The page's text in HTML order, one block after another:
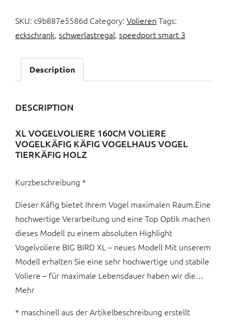
SKU: c9b887e5586d Category: Volieren Tags:
eckschrank, schwerlastregal, speedport smart 3
Description
DESCRIPTION
XL VOGELVOLIERE 160CM VOLIERE
VOGELKÄFIG KÄFIG VOGELHAUS VOGEL
TIERKÄFIG HOLZ
Kurzbeschreibung *
Dieser Käfig bietet Ihrem Vogel maximalen Raum.Eine
hochwertige Verarbeitung und eine Top Optik machen
dieses Modell zu einem absoluten Highlight
Vogelvoliere BIG BIRD XL – neues Modell Mit unserem
Modell erhalten Sie eine sehr hochwertige und stabile
Voliere – für maximale Lebensdauer haben wir die…
Mehr
* maschinell aus der Artikelbeschreibung erstellt